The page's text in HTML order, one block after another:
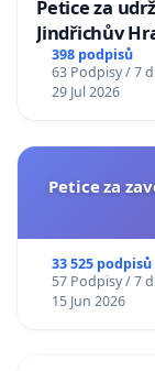
Petice za
Jindřichův
398 podpisů
63 Podpisy / 7
29 Jul 2026
Petice za
33 525 podpisů
57 Podpisy / 7
15 Jun 2026